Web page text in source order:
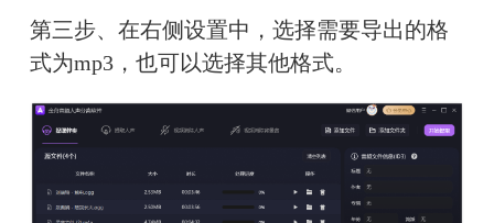
第三步、在右侧设置中，选择需要导出的格
式为mp3，也可以选择其他格式。